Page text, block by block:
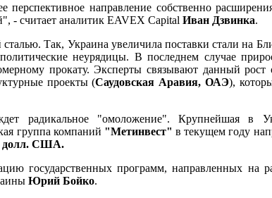
направление собственно
- считает аналитик EAVEX Capital Иван Дзвинка.
Так, Украина увеличила поставки стали на
неурядицы. В последнем случае
прокату. Эксперты связывают данный рост
проекты (Саудовская Аравия, ОАЭ),
радикальное "омоложение". Крупнейшая в
группа компаний "Метинвест" в текущем году
долл. США.
государственных программ, направленных на
Юрий Бойко.